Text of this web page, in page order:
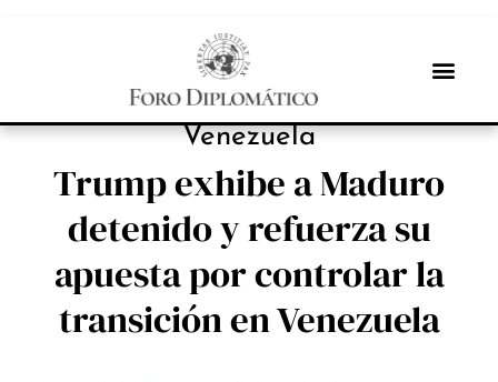
PROTAGONISTAS
Venezuela
Trump exhibe a Maduro
detenido y refuerza su
apuesta por controlar la
transición en Venezuela